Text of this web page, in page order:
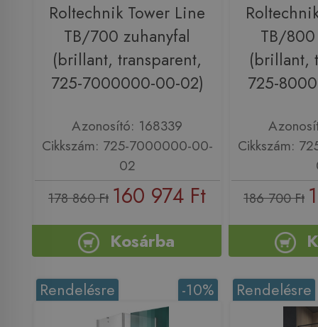
Roltechnik Tower Line
TB/700 zuhanyfal
(brillant, transparent,
725-7000000-00-02)
Azonosító: 168339
Cikkszám: 725-7000000-00-
02
178 860 Ft 160 974 Ft
Kosárba
TB/
(brillant,
725-
Cikkszám:
186 700 Ft
-10%
Rendelésre Rendelésre